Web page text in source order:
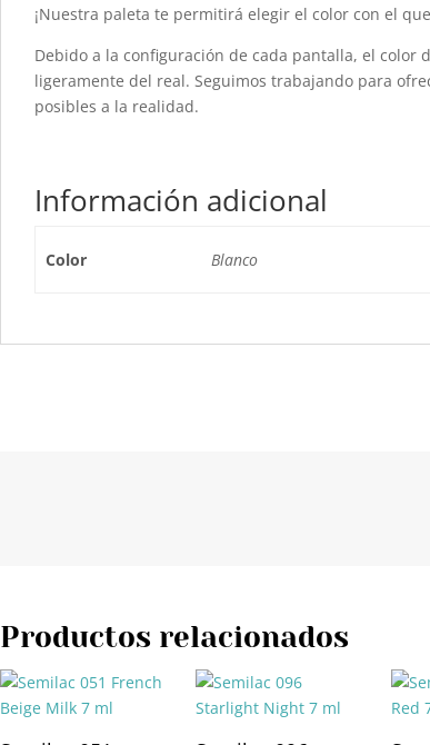
¡Nuestra paleta te permitirá elegir el color con el
Debido a la configuración de cada pantalla, el color
ligeramente del real. Seguimos trabajando para
posibles a la realidad.
Información adicional
Color Blanco
Productos relacionados